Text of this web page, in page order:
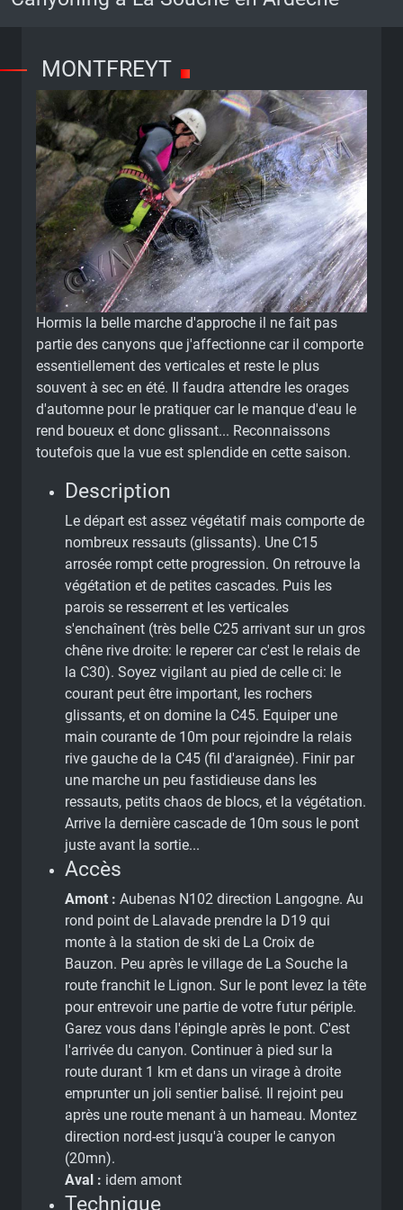
MONTFREYT
Hormis la belle marche d'approche il ne fait pas
partie des canyons que j'affectionne car il comporte
essentiellement des verticales et reste le plus
souvent à sec en été. Il faudra attendre les orages
d'automne pour le pratiquer car le manque d'eau le
rend boueux et donc glissant... Reconnaissons
toutefois que la vue est splendide en cette saison.
Description
Le départ est assez végétatif mais comporte de
nombreux ressauts (glissants). Une C15
arrosée rompt cette progression. On retrouve la
végétation et de petites cascades. Puis les
parois se resserrent et les verticales
s'enchaînent (très belle C25 arrivant sur un gros
chêne rive droite: le reperer car c'est le relais de
la C30). Soyez vigilant au pied de celle ci: le
courant peut être important, les rochers
glissants, et on domine la C45. Equiper une
main courante de 10m pour rejoindre la relais
rive gauche de la C45 (fil d'araignée). Finir par
une marche un peu fastidieuse dans les
ressauts, petits chaos de blocs, et la végétation.
Arrive la dernière cascade de 10m sous le pont
juste avant la sortie...
Accès
Amont : Aubenas N102 direction Langogne. Au
rond point de Lalavade prendre la D19 qui
monte à la station de ski de La Croix de
Bauzon. Peu après le village de La Souche la
route franchit le Lignon. Sur le pont levez la tête
pour entrevoir une partie de votre futur périple.
Garez vous dans l'épingle après le pont. C'est
l'arrivée du canyon. Continuer à pied sur la
route durant 1 km et dans un virage à droite
emprunter un joli sentier balisé. Il rejoint peu
après une route menant à un hameau. Montez
direction nord-est jusqu'à couper le canyon
(20mn).
Aval : idem amont
Technique